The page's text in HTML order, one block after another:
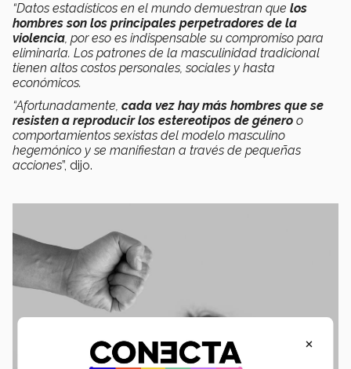
“Datos estadísticos en el mundo demuestran que los
hombres son los principales perpetradores de la
violencia, por eso es indispensable su compromiso para
eliminarla. Los patrones de la masculinidad tradicional
tienen altos costos personales, sociales y hasta
económicos.
“Afortunadamente, cada vez hay más hombres que se
resisten a reproducir los estereotipos de género o
comportamientos sexistas del modelo masculino
hegemónico y se manifiestan a través de pequeñas
acciones”, dijo.
×